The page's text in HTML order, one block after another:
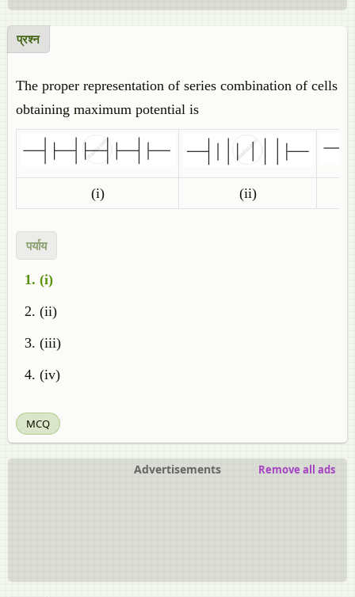
प्रश्न
The proper representation of series combination of cells
obtaining maximum potential is
(i) (ii)
पर्याय
(i)
(ii)
(iii)
(iv)
MCQ
Advertisements Remove all ads